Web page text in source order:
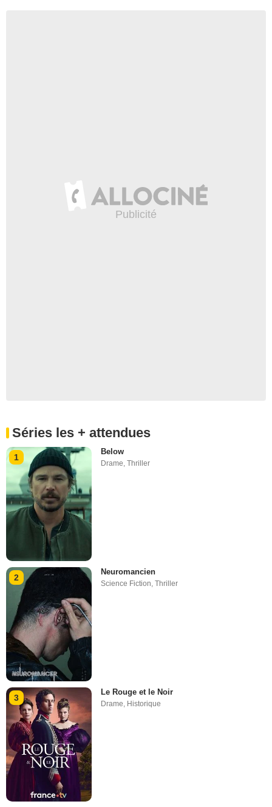
Séries les + attendues
1
Below
Drame ,Thriller
2
Neuromancien
Science Fiction,Thriller
3
Le Rouge et le Noir
Drame, Historique